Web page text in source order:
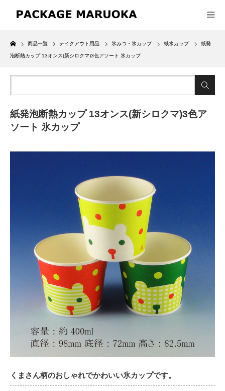
Home
商品一覧 テイクアウト用品 氷みつ・氷カップ 紙氷カップ 紙発
泡断熱カップ 13オンス(新シロクマ)3色アソート 氷カップ
紙発泡断熱カップ 13オンス(新シロクマ)3色ア
ソート 氷カップ
くまさん柄のおしゃれでかわいい氷カップです。